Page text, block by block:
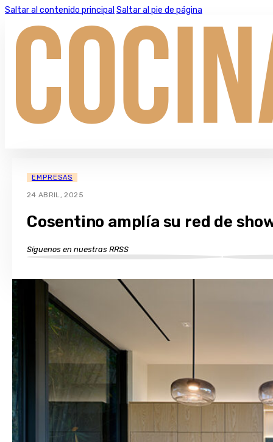
Saltar al contenido principal Saltar al pie de página
EMPRESAS
24 ABRIL, 2025
Cosentino amplía su red de
Síguenos en nuestras RRSS